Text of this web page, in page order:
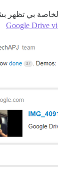
Google Drive